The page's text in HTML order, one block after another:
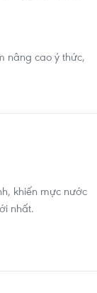
nâng cao ý thức,
khiến mực nước
nhất.